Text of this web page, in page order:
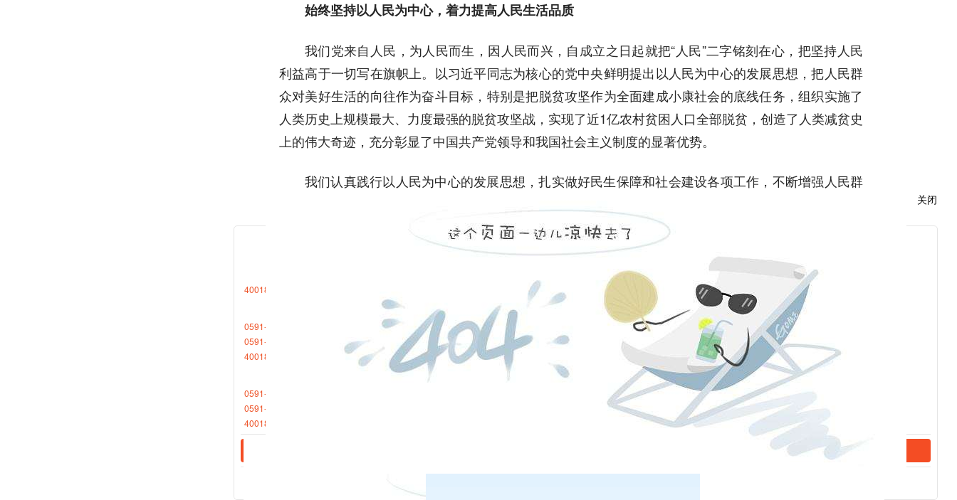
始终坚持以人民为中心，着力提高人民生活品质
我们党来自人民，为人民而生，因人民而兴，自成立之日起就把“人民”二字铭刻在心，把坚持人民
利益高于一切写在旗帜上。以习近平同志为核心的党中央鲜明提出以人民为中心的发展思想，把人民群
众对美好生活的向往作为奋斗目标，特别是把脱贫攻坚作为全面建成小康社会的底线任务，组织实施了
人类历史上规模最大、力度最强的脱贫攻坚战，实现了近1亿农村贫困人口全部脱贫，创造了人类减贫史
上的伟大奇迹，充分彰显了中国共产党领导和我国社会主义制度的显著优势。
我们认真践行以人民为中心的发展思想，扎实做好民生保障和社会建设各项工作，不断增强人民群
多无本土新发病例。全力推进老区苏区脱贫奔小康，“十三五”期间老区苏区地区生产总值、农民人均可
支配收入增速均高于全省平均水平。探索具有福建特点的乡村振兴之路，大力发展特色现代农业，去年
茶叶、食用菌、特色水果等10个乡村特色产业产值均超千亿。加快补齐居民收入、教育、卫生健康、社
会保障等民生社会事业短板，“十三五”期间全省居民人均可支配收入年均增长7.9%、高于经济增长速
度。深化平安福建建设，打好扫黑除恶攻坚战，深化餐桌污染治理，严抓安全生产，群众安全感居全国
实践让我们更加深刻地认识到，江山就是人民，人民就是江山，带领人民创造幸福生活是我们党始
终不渝的奋斗目标。奋进“十四五”、开启新征程，我们必须坚持人民至上、生命至上，加大保障和改善
民生力度，努力让人民享有更满意的收入、更完善的社会保障、更高质量的教育、更优质的医疗服务、
始终坚持全面从严治党，勇于自我革命
关闭
在线客服
4001868696转1
日盘下单电话：
0591-88013377
0591-87727306
4001868696转2
夜盘下单电话：
0591-88013380
0591-87512570
4001868696转2